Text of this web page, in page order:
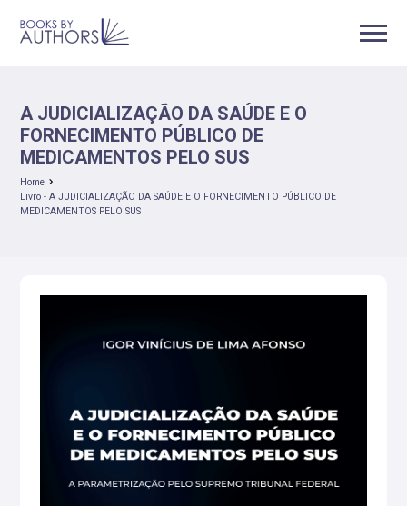
A JUDICIALIZAÇÃO DA SAÚDE E O
FORNECIMENTO PÚBLICO DE
MEDICAMENTOS PELO SUS
Home
Livro - A JUDICIALIZAÇÃO DA SAÚDE E O FORNECIMENTO PÚBLICO DE
MEDICAMENTOS PELO SUS